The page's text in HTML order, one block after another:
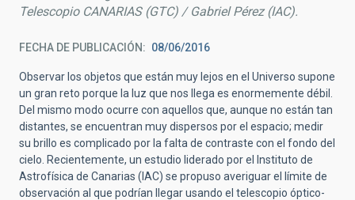
Telescopio CANARIAS (GTC) / Gabriel Pérez (IAC).
FECHA DE PUBLICACIÓN 08/06/2016
Observar los objetos que están muy lejos en el Universo supone
un gran reto porque la luz que nos llega es enormemente débil.
Del mismo modo ocurre con aquellos que, aunque no están tan
distantes, se encuentran muy dispersos por el espacio; medir
su brillo es complicado por la falta de contraste con el fondo del
cielo. Recientemente, un estudio liderado por el Instituto de
Astrofísica de Canarias (IAC) se propuso averiguar el límite de
observación al que podrían llegar usando el telescopio óptico-